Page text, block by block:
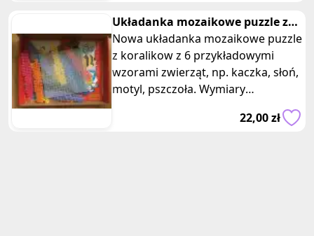
Układanka mozaikowe puzzle z
koralikow zwierzeta
Nowa układanka mozaikowe puzzle
z koralikow z 6 przykładowymi
wzorami zwierząt, np. kaczka, słoń,
motyl, pszczoła. Wymiary
22,00 zł